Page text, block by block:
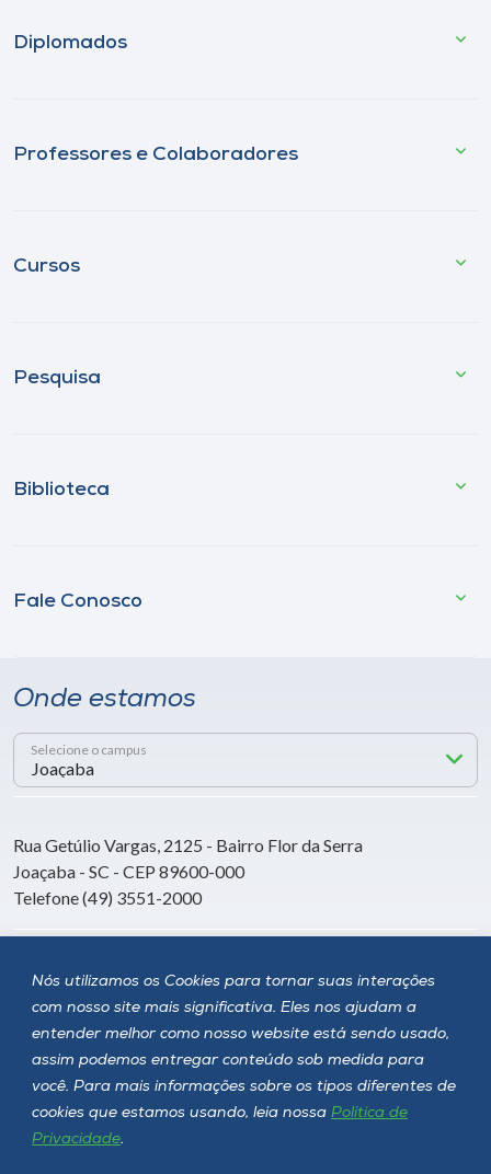
Nós utilizamos os Cookies para tornar suas interações
com nosso site mais significativa. Eles nos ajudam a
entender melhor como nosso website está sendo usado,
assim podemos entregar conteúdo sob medida para
você. Para mais informações sobre os tipos diferentes de
cookies que estamos usando, leia nossa Política de
Privacidade.
Diplomados
Professores e Colaboradores
Cursos
Pesquisa
Biblioteca
Fale Conosco
Onde estamos
Selecione o campus
Rua Getúlio Vargas, 2125 - Bairro Flor da Serra
Joaçaba - SC - CEP 89600-000
Telefone (49) 3551-2000
Siga a Unoesc